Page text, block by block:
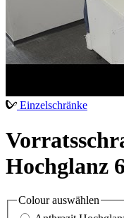
Einzelschränke
Hochglanz
Colourauswählen